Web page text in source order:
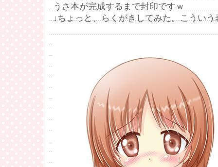
うさ本が完成するまで封印ですｗ
↓ちょっと、らくがきしてみた。こうい